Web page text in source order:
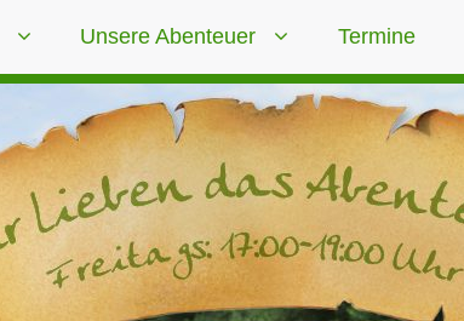
Unsere Abenteuer Termine